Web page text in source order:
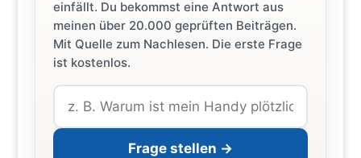
einfällt. Du bekommst eine Antwort aus
meinen über 20.000 geprüften Beiträgen.
Mit Quelle zum Nachlesen. Die erste Frage
ist kostenlos.
Frage stellen →